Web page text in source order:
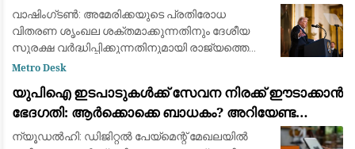
ഡോളറിന്റെ വൻ നിക്ഷേപം
വാഷിംഗ്ടൺ: അമേരിക്കയുടെ പ്രതിരോധ
വിതരണ ശൃംഖല ശക്തമാക്കുന്നതിനും ദേശീയ
സുരക്ഷ വർദ്ധിപ്പിക്കുന്നതിനുമായി രാജ്യത്തെ
നിർണായക ധാതു (Critical Minerals), ബാറ്ററി
25,000
Metro Desk
യുപിഐ ഇടപാടുകൾക്ക് സേവന നിരക്ക് ഈടാക്കാൻ
ഭേദഗതി: ആർക്കൊക്കെ ബാധകം? അറിയേണ്ട
വിവരങ്ങൾ
ന്യൂഡൽഹി: ഡിജിറ്റൽ പേയ്‌മെന്റ് മേഖലയിൽ